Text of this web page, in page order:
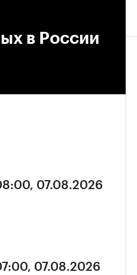
в России
07.08.2026
07.08.2026